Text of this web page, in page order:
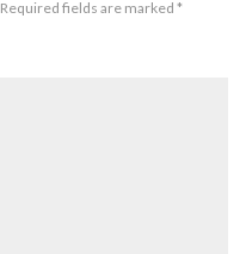
Required fields are marked *